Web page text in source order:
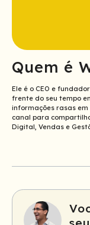
Quem é
Ele é o CEO e
frente do seu tempo
informações rasas
canal para
Digital, Vendas e